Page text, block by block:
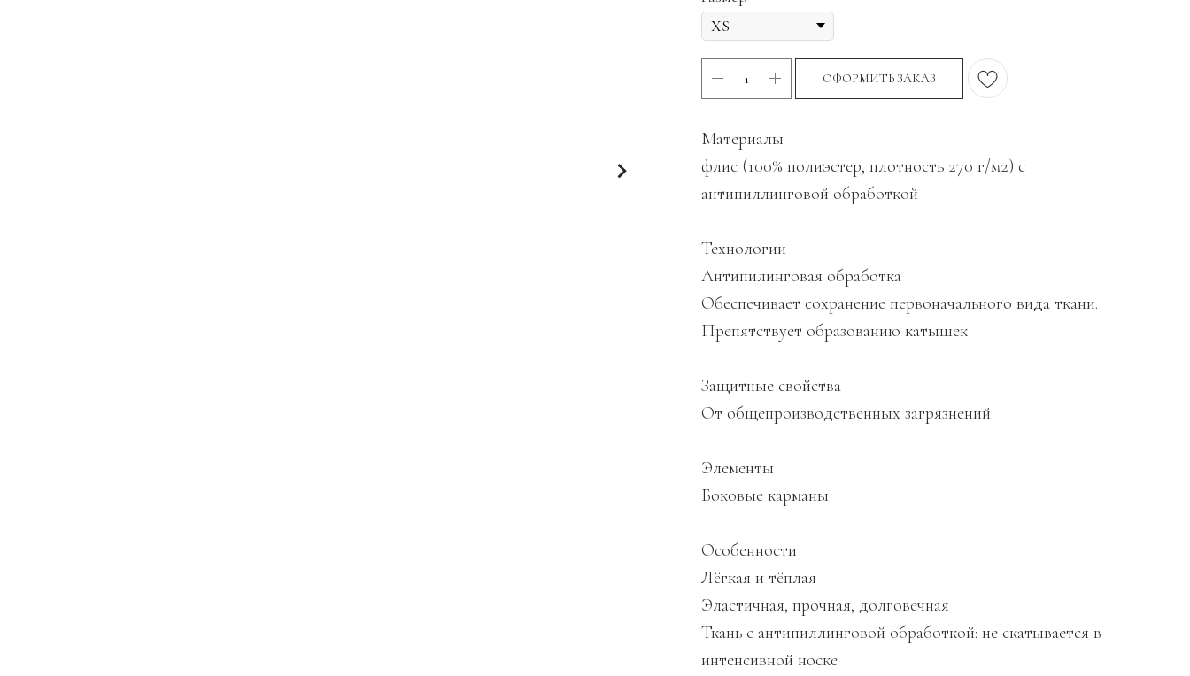
ОФОРМИТЬ ЗАКАЗ
Материалы
флис (100% полиэстер, плотность 270 г/м2) с
антипиллинговой обработкой
Технологии
Антипилинговая обработка
Обеспечивает сохранение первоначального вида ткани.
Препятствует образованию катышек
Защитные свойства
От общепроизводственных загрязнений
Элементы
Боковые карманы
Особенности
Лёгкая и тёплая
Эластичная, прочная, долговечная
Ткань с антипиллинговой обработкой: не скатывается в
интенсивной носке